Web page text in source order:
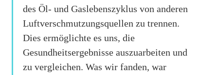
des Öl- und Gaslebenszyklus von anderen
Luftverschmutzungsquellen zu trennen.
Dies ermöglichte es uns, die
Gesundheitsergebnisse auszuarbeiten und
zu vergleichen. Was wir fanden, war